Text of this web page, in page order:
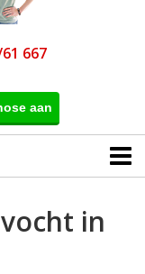
667
aan
in